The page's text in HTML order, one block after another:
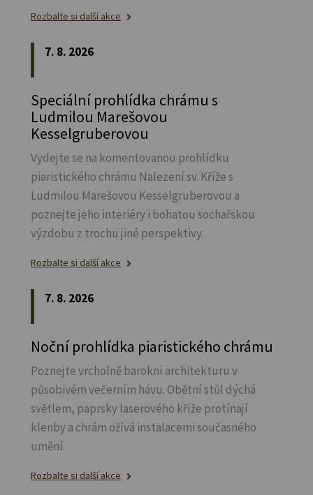
Rozbalte si další akce
7. 8. 2026
Speciální prohlídka chrámu s
Ludmilou Marešovou
Kesselgruberovou
Vydejte se na komentovanou prohlídku
piaristického chrámu Nalezení sv. Kříže s
Ludmilou Marešovou Kesselgruberovou a
poznejte jeho interiéry i bohatou sochařskou
výzdobu z trochu jiné perspektivy.
Rozbalte si další akce
7. 8. 2026
Noční prohlídka piaristického chrámu
Poznejte vrcholně barokní architekturu v
působivém večerním hávu. Obětní stůl dýchá
světlem, paprsky laserového kříže protínají
klenby a chrám ožívá instalacemi současného
umění.
Rozbalte si další akce